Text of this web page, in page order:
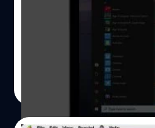
จากการที่มีคำสงสัยว่าหลังจาก
CPU จากตระกูล x86 ของ Intel
ออกแบบเองโดยใช้ชื่อ "Apple
เรื่อง "ลง Windows ใน Mac"
เรื่อง BootCamp นั้นทาง
ยืนยันแล้ว Apple ยืนยัน Mac ที่
Bootcamp ไม่ได้ Microsoft ก็อ
ล่าสุดก็มีอีกประเด็นคือแล้ว
| 2232 days ago